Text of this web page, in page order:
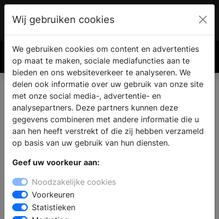
€ 0.00
Wij gebruiken cookies
We gebruiken cookies om content en advertenties
op maat te maken, sociale mediafuncties aan te
bieden en ons websiteverkeer te analyseren. We
delen ook informatie over uw gebruik van onze site
met onze social media-, advertentie- en
analysepartners. Deze partners kunnen deze
gegevens combineren met andere informatie die u
aan hen heeft verstrekt of die zij hebben verzameld
op basis van uw gebruik van hun diensten.
Geef uw voorkeur aan:
Noodzakelijke cookies
Voorkeuren
Statistieken